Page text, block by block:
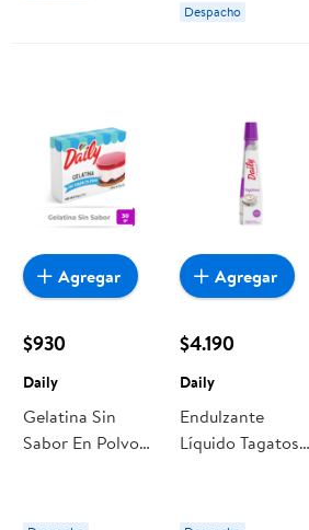
Despacho
$930
Daily
Gelatina Sin
Sabor En Polvo
Agregar
$4.190
Daily
Endulzante
Líquido Tagatosa
Agregar